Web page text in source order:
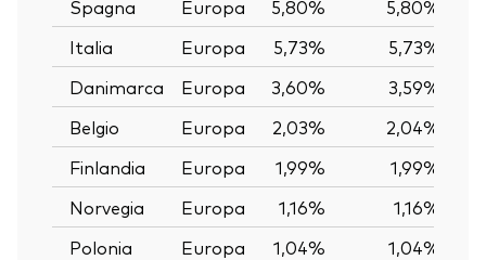
Spagna
Europa 5,80%
5,80%
Italia
Europa 5,73%
5,73%
Danimarca
Europa 3,60%
3,59%
Belgio
Europa 2,03% 2,04%
Finlandia
Europa 1,99%
1,99%
Norvegia
Europa 1,16%
1,16%
Polonia
Europa 1,04%
1,04%